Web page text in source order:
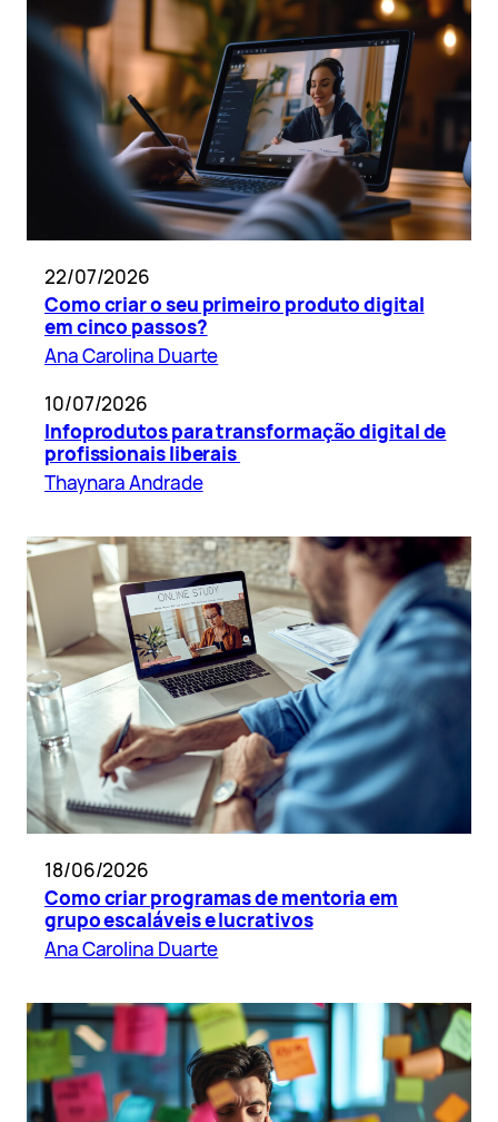
22/07/2026
Como criar o seu primeiro produto digital
em cinco passos?
Ana Carolina Duarte
10/07/2026
Infoprodutos para transformação digital de
profissionais liberais
Thaynara Andrade
18/06/2026
Como criar programas de mentoria em
grupo escaláveis e lucrativos
Ana Carolina Duarte